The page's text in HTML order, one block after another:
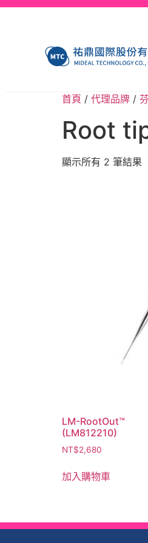
首頁 / 代理品牌 /
Root
顯示所有 2 筆結果
LM-RootOut™
(LM812210)
NT$2,680
加入購物車